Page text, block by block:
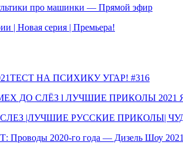
про машинки — Прямой эфир
| Новая серия | Премьера!
НА ПСИХИКУ УГАР! #316
ДО СЛЁЗ l ЛУЧШИЕ ПРИКОЛЫ 2021
|ЛУЧШИЕ РУССКИЕ ПРИКОЛЫ|
2020-го года — Дизель Шоу